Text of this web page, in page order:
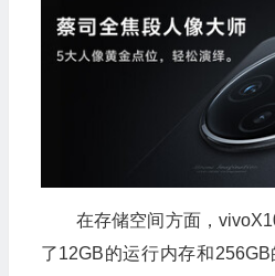
在存储空间方面，
了12GB的运行内存和